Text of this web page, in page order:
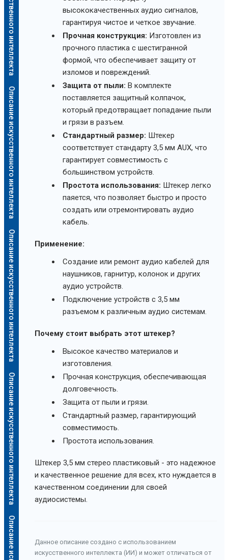
Описание искусственного интеллекта
Описание искусственного интеллекта
Описание искусственного интеллекта
высококачественных аудио сигналов,
гарантируя чистое и четкое звучание.
Прочная конструкция: Изготовлен из
прочного пластика с шестигранной
формой, что обеспечивает защиту от
изломов и повреждений.
Защита от пыли: В комплекте
поставляется защитный колпачок,
который предотвращает попадание пыли
и грязи в разъем.
Стандартный размер: Штекер
соответствует стандарту 3,5 мм AUX, что
гарантирует совместимость с
большинством устройств.
Простота использования: Штекер легко
паяется, что позволяет быстро и просто
создать или отремонтировать аудио
кабель.
Применение:
Создание или ремонт аудио кабелей для
наушников, гарнитур, колонок и других
аудио устройств.
Подключение устройств с 3,5 мм
разъемом к различным аудио системам.
Почему стоит выбрать этот штекер?
Высокое качество материалов и
изготовления.
Прочная конструкция, обеспечивающая
долговечность.
Защита от пыли и грязи.
Стандартный размер, гарантирующий
совместимость.
Простота использования.
Штекер 3,5 мм стерео пластиковый - это надежное
и качественное решение для всех, кто нуждается в
качественном соединении для своей
аудиосистемы.
Данное описание создано с использованием
искусственного интеллекта (ИИ) и может отличаться от